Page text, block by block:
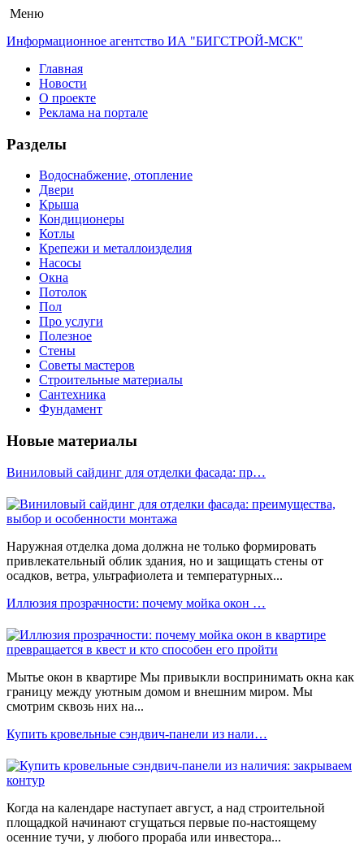
Меню
Информационное агентство ИА "БИГСТРОЙ-МСК"
Главная
Новости
О проекте
Реклама на портале
Разделы
Водоснабжение, отопление
Двери
Крыша
Кондиционеры
Котлы
Крепежи и металлоизделия
Насосы
Окна
Потолок
Пол
Про услуги
Полезное
Стены
Советы мастеров
Строительные материалы
Сантехника
Фундамент
Новые материалы
Виниловый сайдинг для отделки фасада: пр…
Наружная отделка дома должна не только формировать
привлекательный облик здания, но и защищать стены от
осадков, ветра, ультрафиолета и температурных...
Иллюзия прозрачности: почему мойка окон …
Мытье окон в квартире Мы привыкли воспринимать окна как
границу между уютным домом и внешним миром. Мы
смотрим сквозь них на...
Купить кровельные сэндвич-панели из нали…
Когда на календаре наступает август, а над строительной
площадкой начинают сгущаться первые по-настоящему
осенние тучи, у любого прораба или инвестора...